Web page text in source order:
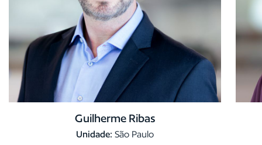
Guilherme Ribas
Unidade: São Paulo